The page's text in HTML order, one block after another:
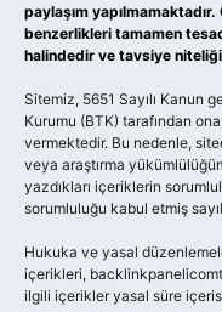
paylaşım
benzerlikleri tamamen
halindedir ve tavsiye niteliği
Sitemiz, 5651 Sayılı Kanun
Kurumu (BTK) tarafından
vermektedir. Bu nedenle,
veya araştırma
yazdıkları içeriklerin
sorumluluğu kabul etmiş
Hukuka ve yasal
içerikleri,
ilgili içerikler yasal süre